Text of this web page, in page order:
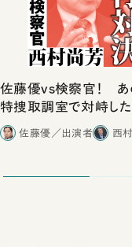
佐藤優vs検察官！ あ
特捜取調室で対峙し
合ったこと
佐藤優／出演者 西